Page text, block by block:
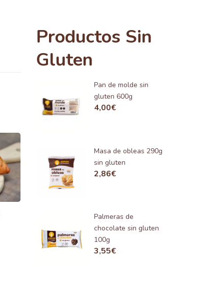
Productos Sin
Gluten
Pan de molde sin
gluten 600g
4,00€
Masa de obleas 290g
sin gluten
2,86€
Palmeras de
chocolate sin gluten
100g
3,55€